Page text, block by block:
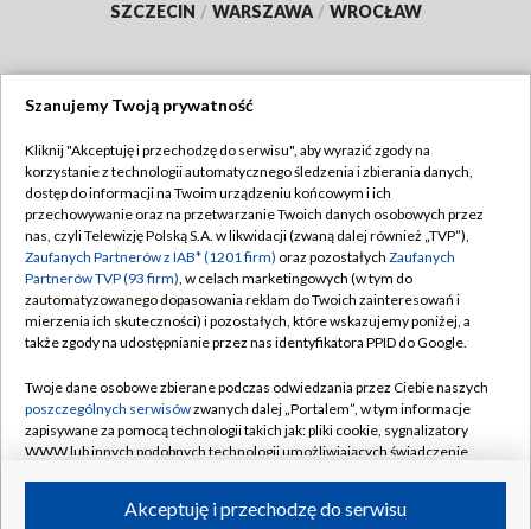
SZCZECIN / WARSZAWA / WROCŁAW
TVP
Abonament TVP
Emisja w TVP
Centrum informacji TVP
Naziemna Telewizja Cyfrowa
Rada Programowa
System NOS
Informacje o nadawcy
Program dla prasy
Regulamin TVP
Polityka prywatności
Moje zgody
Pomoc
Kontakt
Kanały
Szanujemy Twoją prywatność
Kliknij "Akceptuję i przechodzę do serwisu", aby wyrazić zgody na
korzystanie z technologii automatycznego śledzenia i zbierania danych,
dostęp do informacji na Twoim urządzeniu końcowym i ich
przechowywanie oraz na przetwarzanie Twoich danych osobowych przez
nas, czyli Telewizję Polską S.A. w likwidacji (zwaną dalej również „TVP”),
Zaufanych Partnerów z IAB* (1201 firm) oraz pozostałych Zaufanych
Partnerów TVP (93 firm), w celach marketingowych (w tym do
zautomatyzowanego dopasowania reklam do Twoich zainteresowań i
mierzenia ich skuteczności) i pozostałych, które wskazujemy poniżej, a
także zgody na udostępnianie przez nas identyfikatora PPID do Google.
Twoje dane osobowe zbierane podczas odwiedzania przez Ciebie naszych
poszczególnych serwisówzwanych dalej „Portalem”, w tym informacje
zapisywane za pomocą technologii takich jak: pliki cookie, sygnalizatory
WWW lub innych podobnych technologii umożliwiających świadczenie
ruchu w Internecie.Akceptuję i przechodzę do serwisu